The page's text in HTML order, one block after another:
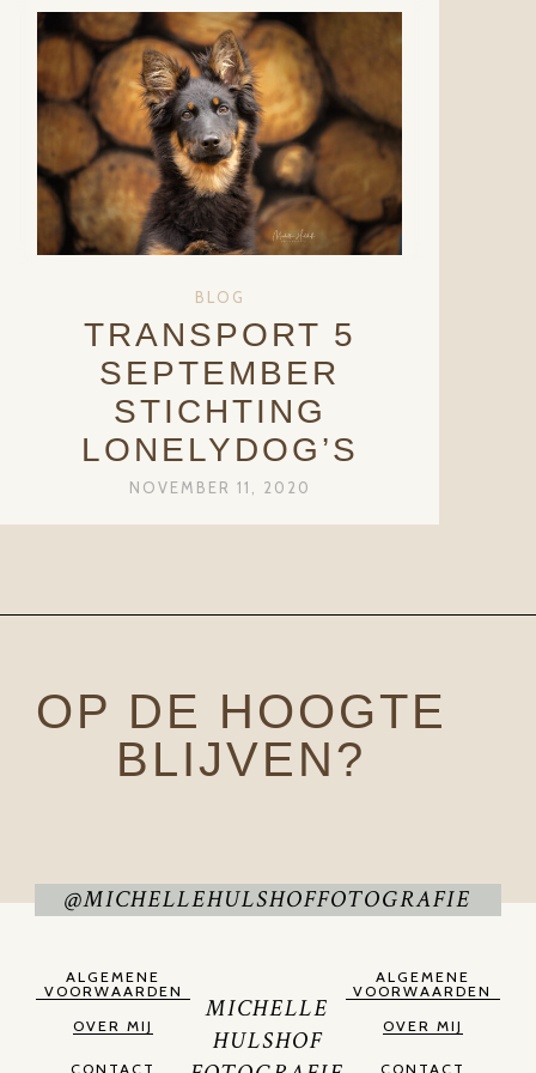
BLOG
TRANSPORT 5
SEPTEMBER
STICHTING
LONELYDOG’S
NOVEMBER 11, 2020
OP DE HOOGTE
BLIJVEN?
@MICHELLEHULSHOFFOTOGRAFIE
ALGEMENE
VOORWAARDEN
OVER MIJ
CONTACT
MICHELLE
HULSHOF
ALGEMENE
VOORWAARDEN
OVER MIJ
CONTACT